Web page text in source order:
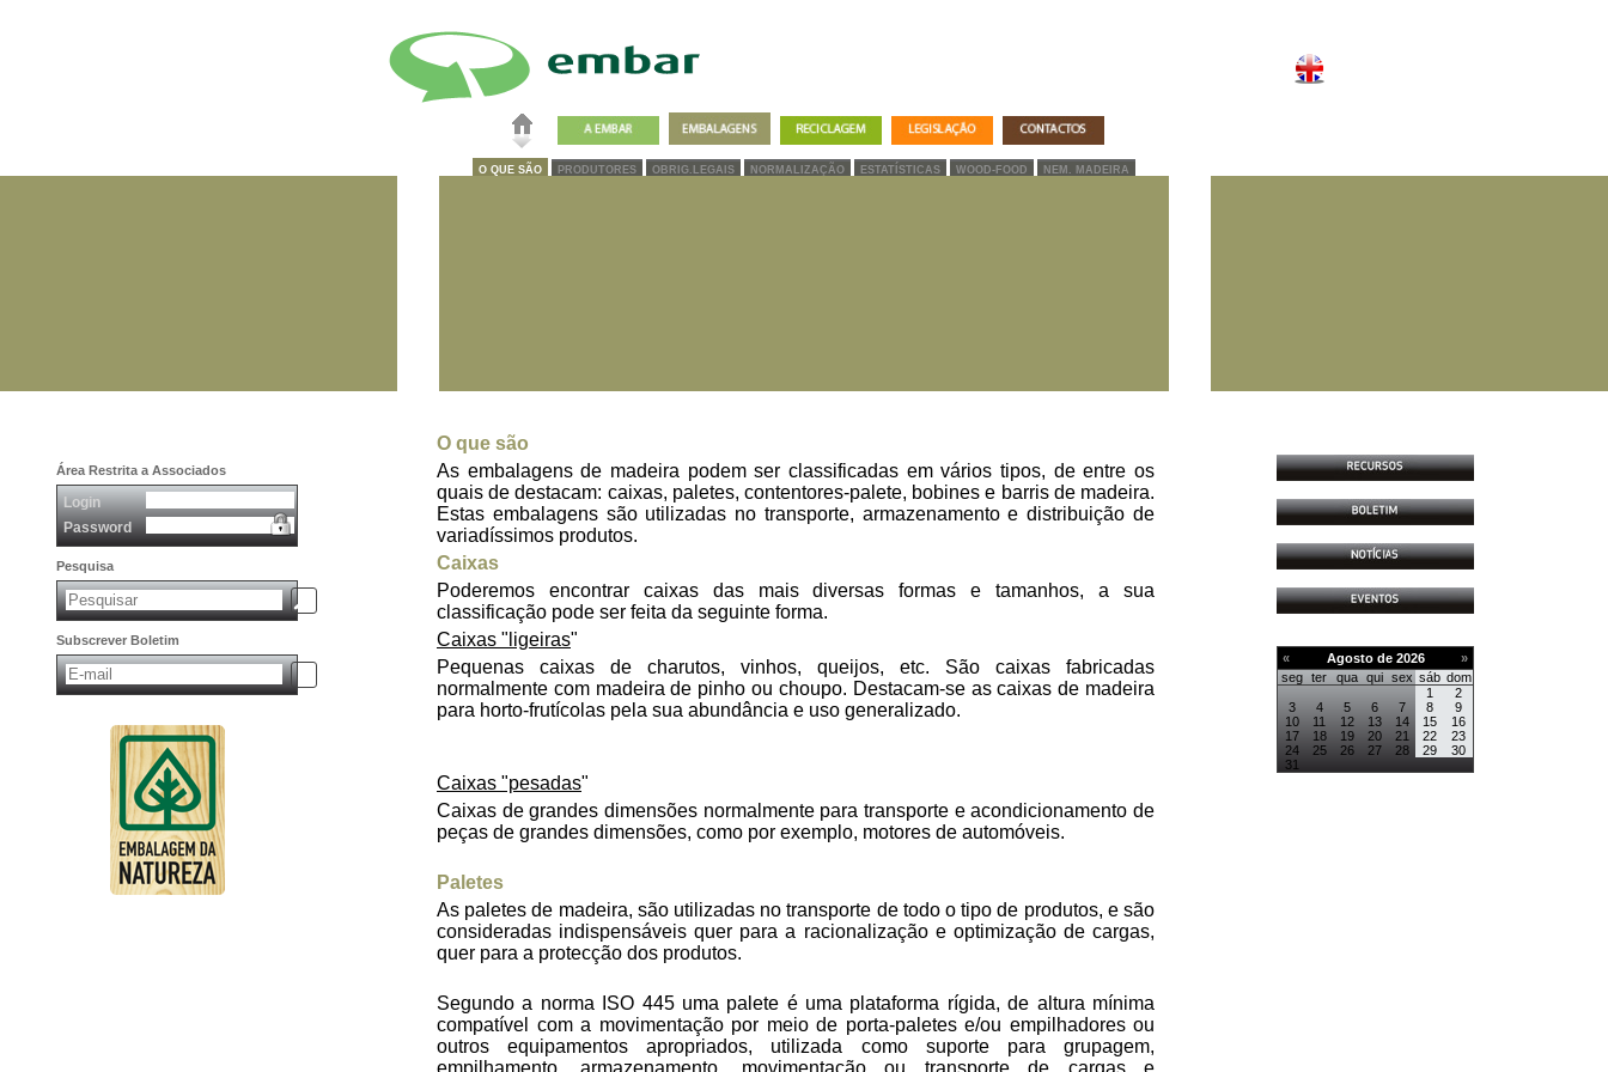
O QUE SÃO PRODUTORES OBRIG.LEGAIS NORMALIZAÇÃO ESTATÍSTICAS WOOD-FOOD NEM. MADEIRA
Área Restrita a Associados
Login
Password
Pesquisa
Subscrever Boletim
O que são
As embalagens de madeira podem ser classificadas em vários tipos, de entre os
quais de destacam: caixas, paletes, contentores-palete, bobines e barris de madeira.
Estas embalagens são utilizadas no transporte, armazenamento e distribuição de
variadíssimos produtos.
Caixas
Poderemos encontrar caixas das mais diversas formas e tamanhos, a sua
classificação pode ser feita da seguinte forma.
Caixas "ligeiras"
Pequenas caixas de charutos, vinhos, queijos, etc. São caixas fabricadas
normalmente com madeira de pinho ou choupo. Destacam-se as caixas de madeira
para horto-frutícolas pela sua abundância e uso generalizado.
Caixas "pesadas"
Caixas de grandes dimensões normalmente para transporte e acondicionamento de
peças de grandes dimensões, como por exemplo, motores de automóveis.
Paletes
As paletes de madeira, são utilizadas no transporte de todo o tipo de produtos, e são
consideradas indispensáveis quer para a racionalização e optimização de cargas,
quer para a protecção dos produtos.
Segundo a norma ISO 445 uma palete é uma plataforma rígida, de altura mínima
compatível com a movimentação por meio de porta-paletes e/ou empilhadores ou
outros equipamentos apropriados, utilizada como suporte para grupagem,
empilhamento, armazenamento, movimentação ou transporte de cargas e
« Agosto de 2026
»
seg
ter qua qui sex sáb dom
1
2
3
4 5 6 7 8
9
10
11 12 13 14 15
16
17
18 19 20 21 22
23
24
25 26 27 28 29
30
31